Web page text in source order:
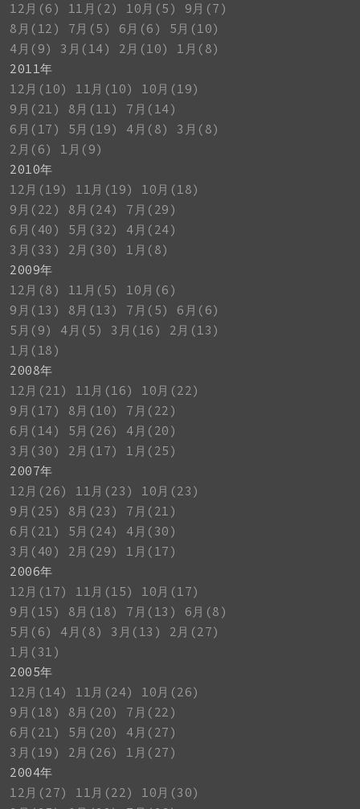
12月(6)
11月(2) 10月(5)
9月(7)
8月(12)
7月(5) 6月(6)
5月(10)
4月(9)
3月(14) 2月(10)
1月(8)
2011年
12月(10)
11月(10)
10月(19)
9月(21)
8月(11)
7月(14)
6月(17)
5月(19) 4月(8)
3月(8)
2月(6)
1月(9)
2010年
12月(19)
11月(19)
10月(18)
9月(22)
8月(24)
7月(29)
6月(40)
5月(32)
4月(24)
3月(33)
2月(30)
1月(8)
2009年
12月(8)
11月(5)
10月(6)
9月(13)
8月(13) 7月(5)
6月(6)
5月(9)
4月(5) 3月(16)
2月(13)
1月(18)
2008年
12月(21)
11月(16)
10月(22)
9月(17)
8月(10)
7月(22)
6月(14)
5月(26)
4月(20)
3月(30)
2月(17)
1月(25)
2007年
12月(26)
11月(23)
10月(23)
9月(25)
8月(23)
7月(21)
6月(21)
5月(24)
4月(30)
3月(40)
2月(29)
1月(17)
2006年
12月(17)
11月(15)
10月(17)
9月(15)
8月(18) 7月(13)
6月(8)
5月(6)
4月(8) 3月(13)
2月(27)
1月(31)
2005年
12月(14)
11月(24)
10月(26)
9月(18)
8月(20)
7月(22)
6月(21)
5月(20)
4月(27)
3月(19)
2月(26)
1月(27)
2004年
12月(27)
11月(22)
10月(30)